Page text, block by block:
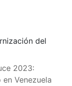
del